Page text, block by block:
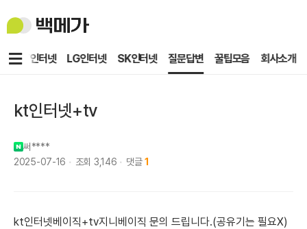
백
메
KT인터넷 LG인터넷 SK인터넷 질문답변 꿀팁모음 회사소개
메
kt인터넷+tv
써****
2025-07-16
조회 3,146 댓글 1
kt인터넷베이직+tv지니베이직 문의 드립니다.(공유기는 필요X)